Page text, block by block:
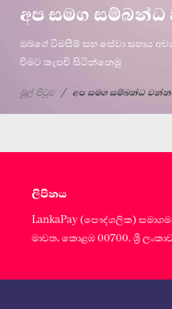
අප සමග
ඔබගේ විමසීම් සහ සේවා සහාය
වීමට කැපවී සිටින්නෙමු
මුල් පිටුව අප සමග සම්බන්ධ වන්න
ලිපිනය
LankaPay (පෞද්ගලික) සමාගම,
මාවත, කොළඹ 00700, ශ්‍රී